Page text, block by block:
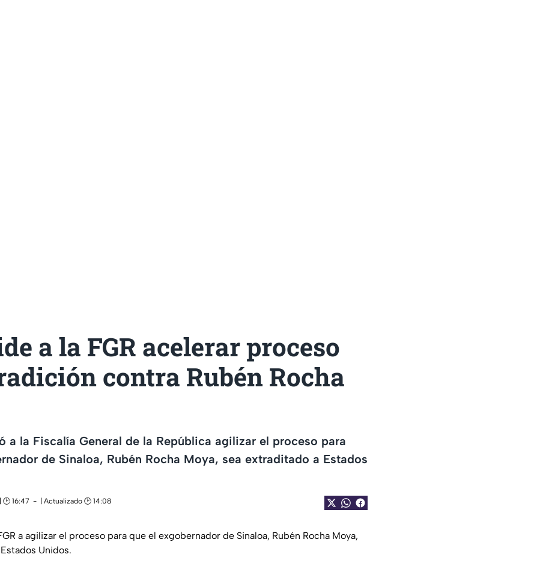
a la FGR acelerar proceso
contra Rubén Rocha
a la Fiscalía General de la República agilizar el proceso para
de Sinaloa, Rubén Rocha Moya, sea extraditado a Estados
16:47
| Actualizado 🕑 14:08
a agilizar el proceso para que el exgobernador de Sinaloa, Rubén Rocha Moya,
Unidos.